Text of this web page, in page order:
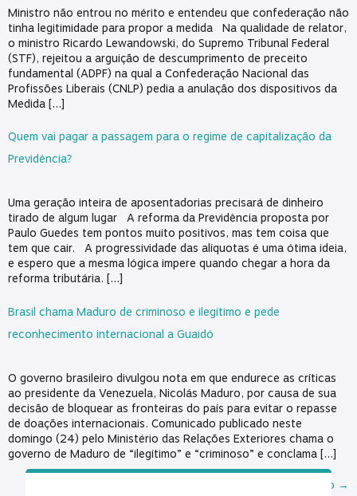
Ministro não entrou no mérito e entendeu que confederação não
tinha legitimidade para propor a medida Na qualidade de relator,
o ministro Ricardo Lewandowski, do Supremo Tribunal Federal
(STF), rejeitou a arguição de descumprimento de preceito
fundamental (ADPF) na qual a Confederação Nacional das
Profissões Liberais (CNLP) pedia a anulação dos dispositivos da
Medida […]
Quem vai pagar a passagem para o regime de capitalização da
Previdência?
Uma geração inteira de aposentadorias precisará de dinheiro
tirado de algum lugar A reforma da Previdência proposta por
Paulo Guedes tem pontos muito positivos, mas tem coisa que
tem que cair. A progressividade das alíquotas é uma ótima ideia,
e espero que a mesma lógica impere quando chegar a hora da
reforma tributária. […]
Brasil chama Maduro de criminoso e ilegítimo e pede
reconhecimento internacional a Guaidó
O governo brasileiro divulgou nota em que endurece as críticas
ao presidente da Venezuela, Nicolás Maduro, por causa de sua
decisão de bloquear as fronteiras do país para evitar o repasse
de doações internacionais. Comunicado publicado neste
domingo (24) pelo Ministério das Relações Exteriores chama o
governo de Maduro de “ilegítimo” e “criminoso” e conclama […]
Próximo →